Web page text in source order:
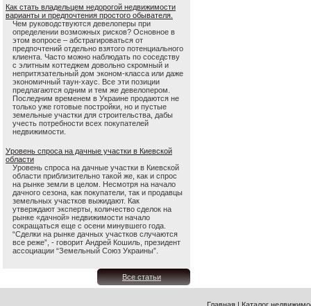
Как стать владельцем недорогой недвижимости
варианты и предпочтения простого обывателя.
Чем руководствуются девелоперы при
определении возможных рисков? Основное в
этом вопросе – абстрагироваться от
предпочтений отдельно взятого потенциального
клиента. Часто можно наблюдать по соседству
с элитным коттеджем довольно скромный и
непритязательный дом эконом-класса или даже
экономичный таун-хаус. Все эти позиции
предлагаются одним и тем же девелопером.
Последним временем в Украине продаются не
только уже готовые постройки, но и пустые
земельные участки для строительства, дабы
учесть потребности всех покупателей
недвижимости.
Уровень спроса на дачные участки в Киевской
области
Уровень спроса на дачные участки в Киевской
области приблизительно такой же, как и спрос
на рынке земли в целом. Несмотря на начало
дачного сезона, как покупатели, так и продавцы
земельных участков выжидают. Как
утверждают эксперты, количество сделок на
рынке «дачной» недвижимости начало
сокращаться еще с осени минувшего года.
“Сделки на рынке дачных участков случаются
все реже”, - говорит Андрей Кошиль, президент
ассоциации “Земельный Союз Украины”.
Все статьи